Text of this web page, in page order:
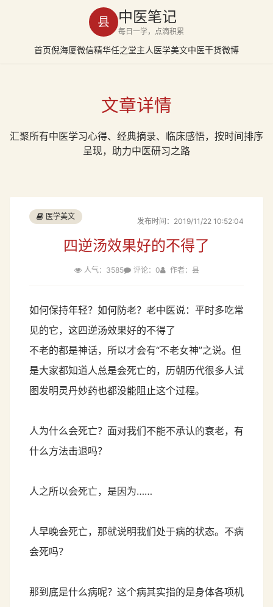
县 中医笔记
每日一学，点滴积累
首页倪海厦微信精华任之堂主人医学美文中医干货微博
文章详情
汇聚所有中医学习心得、经典摘录、临床感悟，按时间排序
呈现，助力中医研习之路
医学美文
发布时间：2019/11/22 10:52:04
四逆汤效果好的不得了
人气：3585 评论：0 作者：县
如何保持年轻？如何防老？老中医说：平时多吃常
见的它，这四逆汤效果好的不得了
不老的都是神话，所以才会有“不老女神”之说。但
是大家都知道人总是会死亡的，历朝历代很多人试
图发明灵丹妙药也都没能阻止这个过程。
人为什么会死亡？面对我们不能不承认的衰老，有
什么方法击退吗？
人之所以会死亡，是因为……
人早晚会死亡，那就说明我们处于病的状态。不病
会死吗？
那到底是什么病呢？这个病其实指的是身体各项机